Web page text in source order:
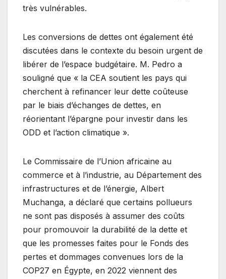
très vulnérables.
Les conversions de dettes ont également été
discutées dans le contexte du besoin urgent de
libérer de l’espace budgétaire. M. Pedro a
souligné que « la CEA soutient les pays qui
cherchent à refinancer leur dette coûteuse
par le biais d’échanges de dettes, en
réorientant l’épargne pour investir dans les
ODD et l’action climatique ».
Le Commissaire de l’Union africaine au
commerce et à l’industrie, au Département des
infrastructures et de l’énergie, Albert
Muchanga, a déclaré que certains pollueurs
ne sont pas disposés à assumer des coûts
pour promouvoir la durabilité de la dette et
que les promesses faites pour le Fonds des
pertes et dommages convenues lors de la
COP27 en Égypte, en 2022 viennent des